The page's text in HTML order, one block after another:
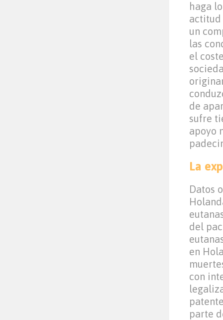
haga
actitud
un
las
el
de
sufre
apoyo
La
Datos
del
en
con
parte